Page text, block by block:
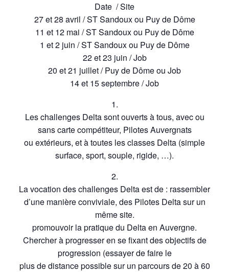
Date / Site
27 et 28 avril / ST Sandoux ou Puy de Dôme
11 et 12 mai / ST Sandoux ou Puy de Dôme
1 et 2 juin / ST Sandoux ou Puy de Dôme
22 et 23 juin / Job
20 et 21 juillet / Puy de Dôme ou Job
14 et 15 septembre / Job
1.
Les challenges Delta sont ouverts à tous, avec ou
sans carte compétiteur, Pilotes Auvergnats
ou extérieurs, et à toutes les classes Delta (simple
surface, sport, souple, rigide, …).
2.
La vocation des challenges Delta est de : rassembler
d’une manière conviviale, des Pilotes Delta sur un
même site.
promouvoir la pratique du Delta en Auvergne.
Chercher à progresser en se fixant des objectifs de
progression (essayer de faire le
plus de distance possible sur un parcours de 20 à 60